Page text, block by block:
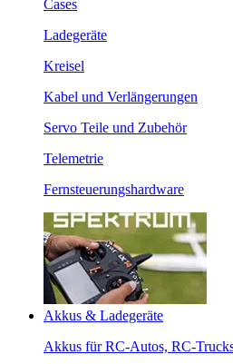
Cases
Ladegeräte
Kreisel
Kabel und Verlängerungen
Servo Teile und Zubehör
Telemetrie
Fernsteuerungshardware
Akkus & Ladegeräte
Akkus für RC-Autos, RC-